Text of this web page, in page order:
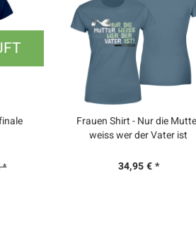
*
Frauen Shirt - Nur die
weiss wer der Vater ist
34,95 € *